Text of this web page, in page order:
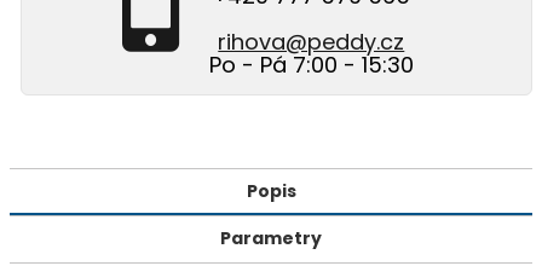
rihova@peddy.cz
Po - Pá 7:00 - 15:30
Popis
Parametry